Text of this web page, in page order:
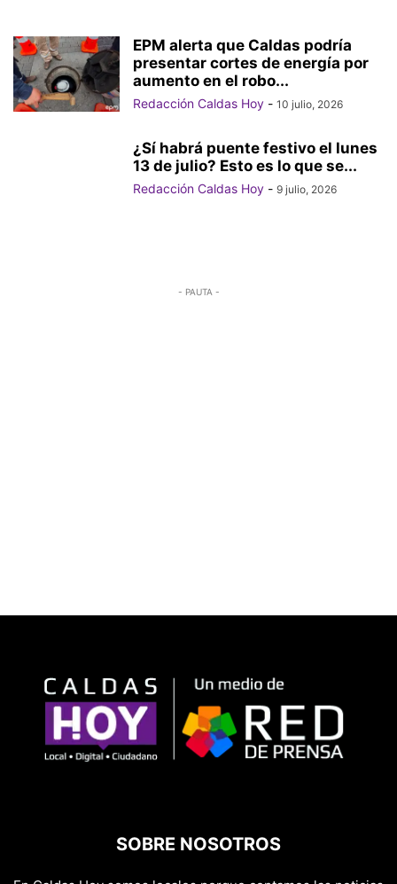
EPM alerta que Caldas podría
presentar cortes de energía por
aumento en el robo...
Redacción Caldas Hoy - 10 julio, 2026
¿Sí habrá puente festivo el lunes
13 de julio? Esto es lo que se...
Redacción Caldas Hoy - 9 julio, 2026
- PAUTA -
SOBRE NOSOTROS